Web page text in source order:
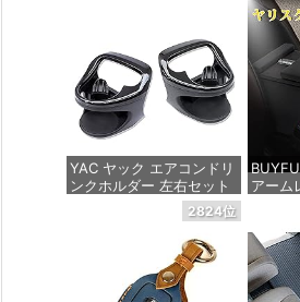
YAC ヤック エアコンドリ
ンクホルダー 左右セット
トヨタ 10系 210系 ヤリス
ヤリスクロス GRヤリス
専用 運転席用/助手席用セ
価格：¥4,489
アーム
ボッ
s 取
ポート
リンク
ロスア
0年9月
2824位